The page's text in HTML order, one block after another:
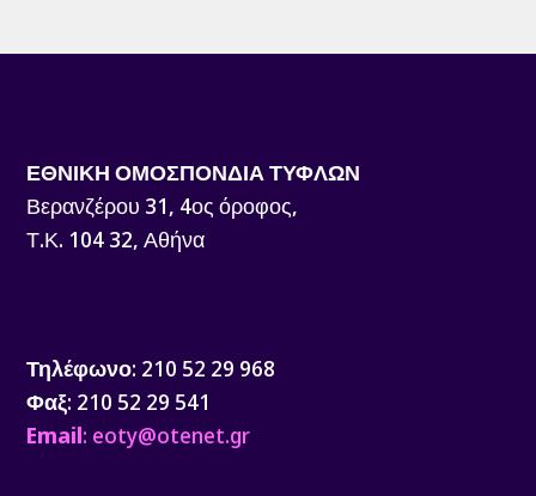
ΕΘΝΙΚΗ ΟΜΟΣΠΟΝΔΙΑ ΤΥΦΛΩΝ
Βερανζέρου 31, 4ος όροφος,
Τ.Κ. 104 32, Αθήνα
Τηλέφωνο: 210 52 29 968
Φαξ: 210 52 29 541
Email: eoty@otenet.gr